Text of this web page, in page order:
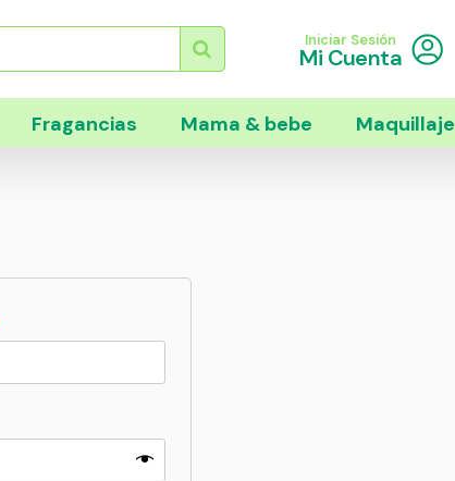
Iniciar Sesión
Mi Cuenta
Fragancias Mama & bebe Maquillaje